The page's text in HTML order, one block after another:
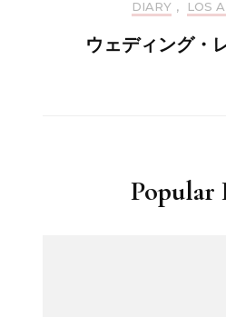
DIARY , LOS
ウェディング・
Popular